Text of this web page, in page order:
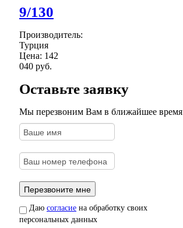
9/130
Производитель:
Турция
Цена: 142
040 руб.
Оставьте заявку
Мы перезвоним Вам в ближайшее время
Даю согласие на обработку своих
персональных данных